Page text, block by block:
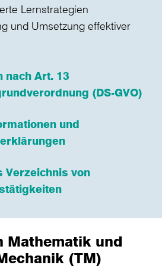
Lernstrategien
und Umsetzung effektiver
nach Art. 13
(DS-GVO)
und
Verzeichnis von
Mathematik und
(TM)